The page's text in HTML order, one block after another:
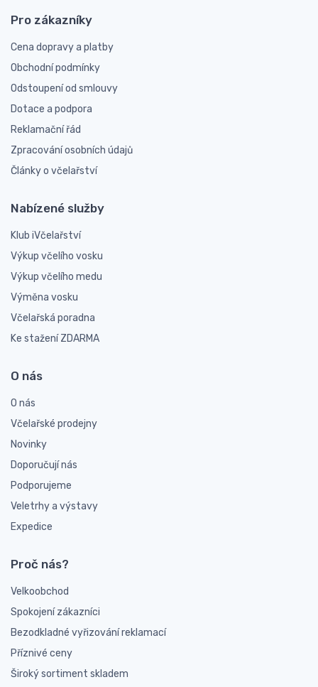
Pro zákazníky
Cena dopravy a platby
Obchodní podmínky
Odstoupení od smlouvy
Dotace a podpora
Reklamační řád
Zpracování osobních údajů
Články o včelařství
Nabízené služby
Klub iVčelařství
Výkup včelího vosku
Výkup včelího medu
Výměna vosku
Včelařská poradna
Ke stažení ZDARMA
O nás
O nás
Včelařské prodejny
Novinky
Doporučují nás
Podporujeme
Veletrhy a výstavy
Expedice
Proč nás?
Velkoobchod
Spokojení zákazníci
Bezodkladné vyřizování reklamací
Příznivé ceny
Široký sortiment skladem